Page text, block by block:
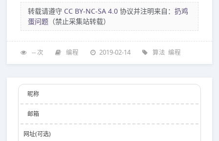
转载请遵守 CC BY-NC-SA 4.0 协议并注明来自： 扔鸡
蛋问题 （禁止采集站转载）
-- 次 编程 2019-02-14 算法 编程
昵称
邮箱
网址(可选)